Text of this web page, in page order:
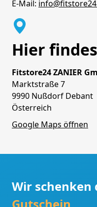
E-Mail:
Hier
Fitstore24 ZANIER
Marktstraße 7
9990 Nußdorf Debant
Österreich
Google Maps öffnen
Wir schenken
Gutschein